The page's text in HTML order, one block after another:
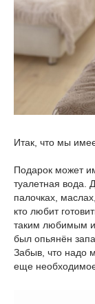
Итак, что мы
Подарок может
туалетная вода.
палочках,
кто любит
таким любимым
был опьянён
Забыв, что надо
еще